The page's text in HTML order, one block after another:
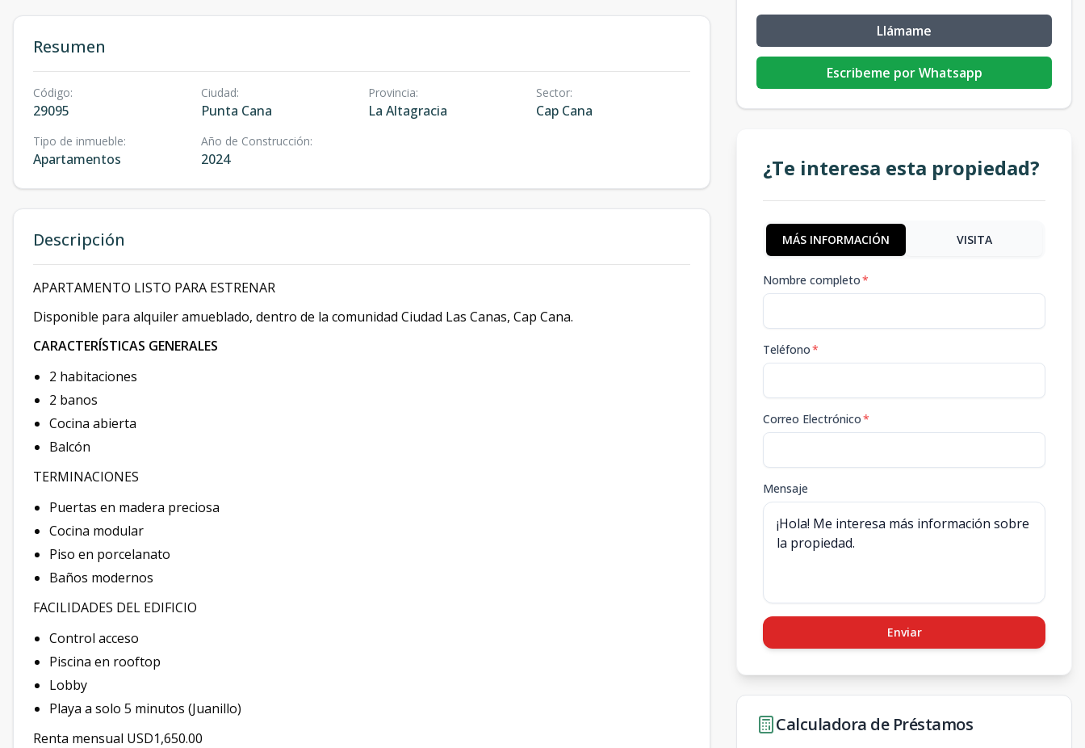
Resumen
Código:
29095
Ciudad:
Punta Cana
Provincia:
La Altagracia
Sector:
Cap Cana
Tipo de inmueble:
Apartamentos
Año de Construcción:
2024
Descripción
APARTAMENTO LISTO PARA ESTRENAR
Disponible para alquiler amueblado, dentro de la comunidad Ciudad Las Canas, Cap Cana.
CARACTERÍSTICAS GENERALES
2 habitaciones
2 banos
Cocina abierta
Balcón
TERMINACIONES
Puertas en madera preciosa
Cocina modular
Piso en porcelanato
Baños modernos
FACILIDADES DEL EDIFICIO
Control acceso
Piscina en rooftop
Lobby
Playa a solo 5 minutos (Juanillo)
Renta mensual USD1,650.00
Llámame
Escribeme por Whatsapp
¿Te interesa esta propiedad?
MÁS INFORMACIÓN VISITA
Nombre completo*
Teléfono*
Correo Electrónico*
Mensaje
Enviar
Calculadora de Préstamos